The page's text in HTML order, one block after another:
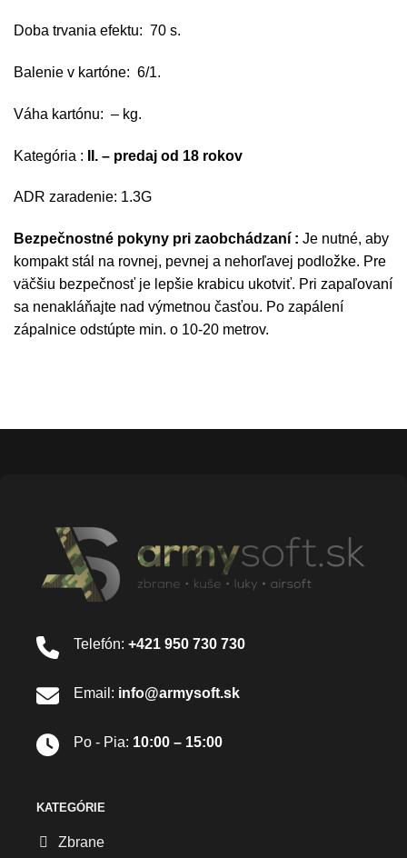
Doba trvania efektu: 70 s.
Balenie v kartóne: 6/1.
Váha kartónu: – kg.
Kategória : II. – predaj od 18 rokov
ADR zaradenie: 1.3G
Bezpečnostné pokyny pri zaobchádzaní : Je nutné, aby
kompakt stál na rovnej, pevnej a nehorľavej podložke. Pre
väčšiu bezpečnosť je lepšie krabicu ukotviť. Pri zapaľovaní
sa nenakláňajte nad výmetnou časťou. Po zapálení
zápalnice odstúpte min. o 10-20 metrov.
Telefón: +421 950 730 730
Email: info@armysoft.sk
Po - Pia: 10:00 – 15:00
KATEGÓRIE
Zbrane